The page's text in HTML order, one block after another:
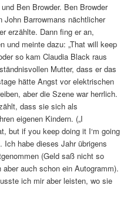
Ben Browder. Ben Browder
John Barrowmans nächtlicher
erzählte. Dann fing er an,
und meinte dazu: „That will keep
so kam Claudia Black raus
Mutter, dass er das
hätte Angst vor elektrischen
aber die Szene war herrlich.
dass sie sich als
eigenen Kindern. („I
but if you keep doing it I‘m going
Ich habe dieses Jahr übrigens
(Geld saß nicht so
auch schon ein Autogramm).
ich mir aber leisten, wo sie